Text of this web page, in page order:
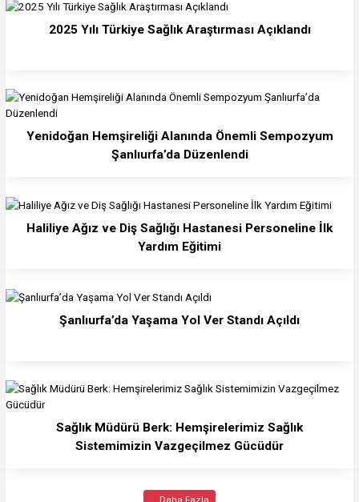
2025 Yılı Türkiye Sağlık Araştırması Açıklandı
Yenidoğan Hemşireliği Alanında Önemli Sempozyum
Şanlıurfa’da Düzenlendi
Haliliye Ağız ve Diş Sağlığı Hastanesi Personeline İlk
Yardım Eğitimi
Şanlıurfa’da Yaşama Yol Ver Standı Açıldı
Sağlık Müdürü Berk: Hemşirelerimiz Sağlık
Sistemimizin Vazgeçilmez Gücüdür
... Daha Fazla